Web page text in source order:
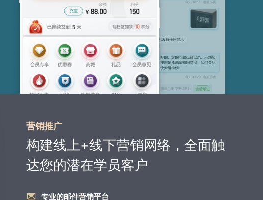
营销推广
构建线上+线下营销网络，全面触
达您的潜在学员客户
专业的邮件营销平台